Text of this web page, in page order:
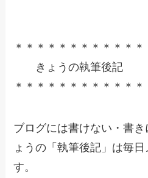
＊＊＊＊＊＊＊＊＊＊＊＊
きょうの執筆後記
＊＊＊＊＊＊＊＊＊＊＊＊
ブログには書けない・書
ょうの「執筆後記」は毎
す。